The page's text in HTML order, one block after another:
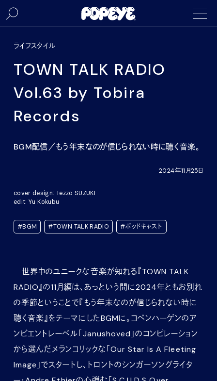
ライフスタイル
TOWN TALK RADIO
Vol.63 by Tobira
Records
BGM配信／もう年末なのが信じられない時に聴く音楽。
2024年11月25日
cover design: Tezzo SUZUKI
edit: Yu Kokubu
#BGM #TOWN TALK RADIO #ポッドキャスト
世界中のユニークな音楽が知れる『TOWN TALK
RADIO』の11月編は、あっという間に2024年ともお別れ
の季節ということで『もう年末なのが信じられない時に
聴く音楽』をテーマにしたBGMに。コペンハーゲンのア
ンビエントレーベル「Janushoved」のコンピレーション
から選んだメランコリックな「Our Star Is A Fleeting
Image」でスタートし、トロントのシンガーソングライタ